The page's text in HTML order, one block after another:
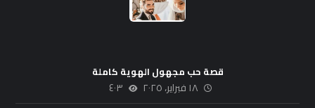
قصة حب مجهول الهوية كاملة
١٨ فبراير، ٢٠٢٥ ٤٠٣